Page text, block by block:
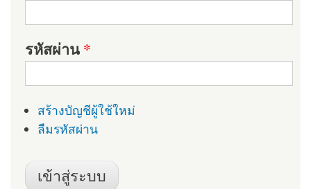
รหัสผ่าน*
สร้างบัญชีผู้ใช้ใหม่
ลืมรหัสผ่าน